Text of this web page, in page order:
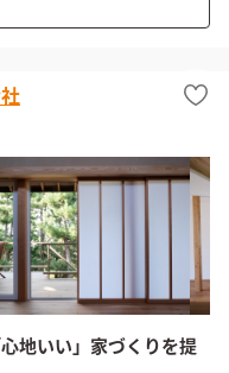
地いい」家づくりを提